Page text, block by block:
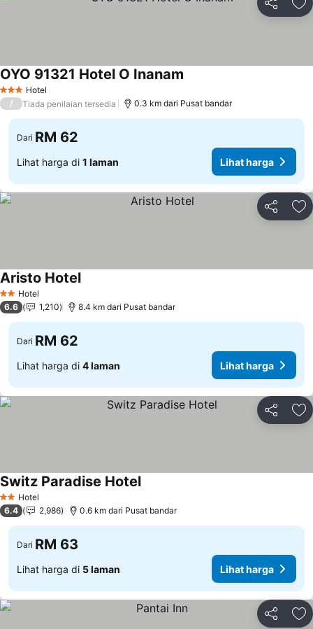
Kongsi
3 BintangHotel
OYO 91321 Hotel O Inanam
/ Tiada penilaian tersedia 0.3 km dari Pusat bandar
Dari RM 62
Lihat harga di 1 laman Lihat harga
Kongsi
2 Bintang
Hotel
Aristo Hotel
6.6 1,210 8.4 km dari Pusat bandar
Dari RM 62
Lihat harga di 4 laman Lihat harga
Kongsi
2 Bintang
Hotel
Switz Paradise Hotel
6.4 2,986 0.6 km dari Pusat bandar
Dari RM 63
Lihat harga di 5 laman Lihat harga
Kongsi